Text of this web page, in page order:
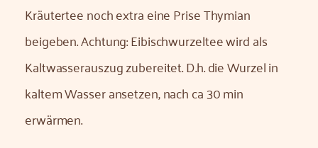
Kräutertee noch extra eine Prise Thymian
beigeben. Achtung: Eibischwurzeltee wird als
Kaltwasserauszug zubereitet. D.h. die Wurzel in
kaltem Wasser ansetzen, nach ca 30 min
erwärmen.